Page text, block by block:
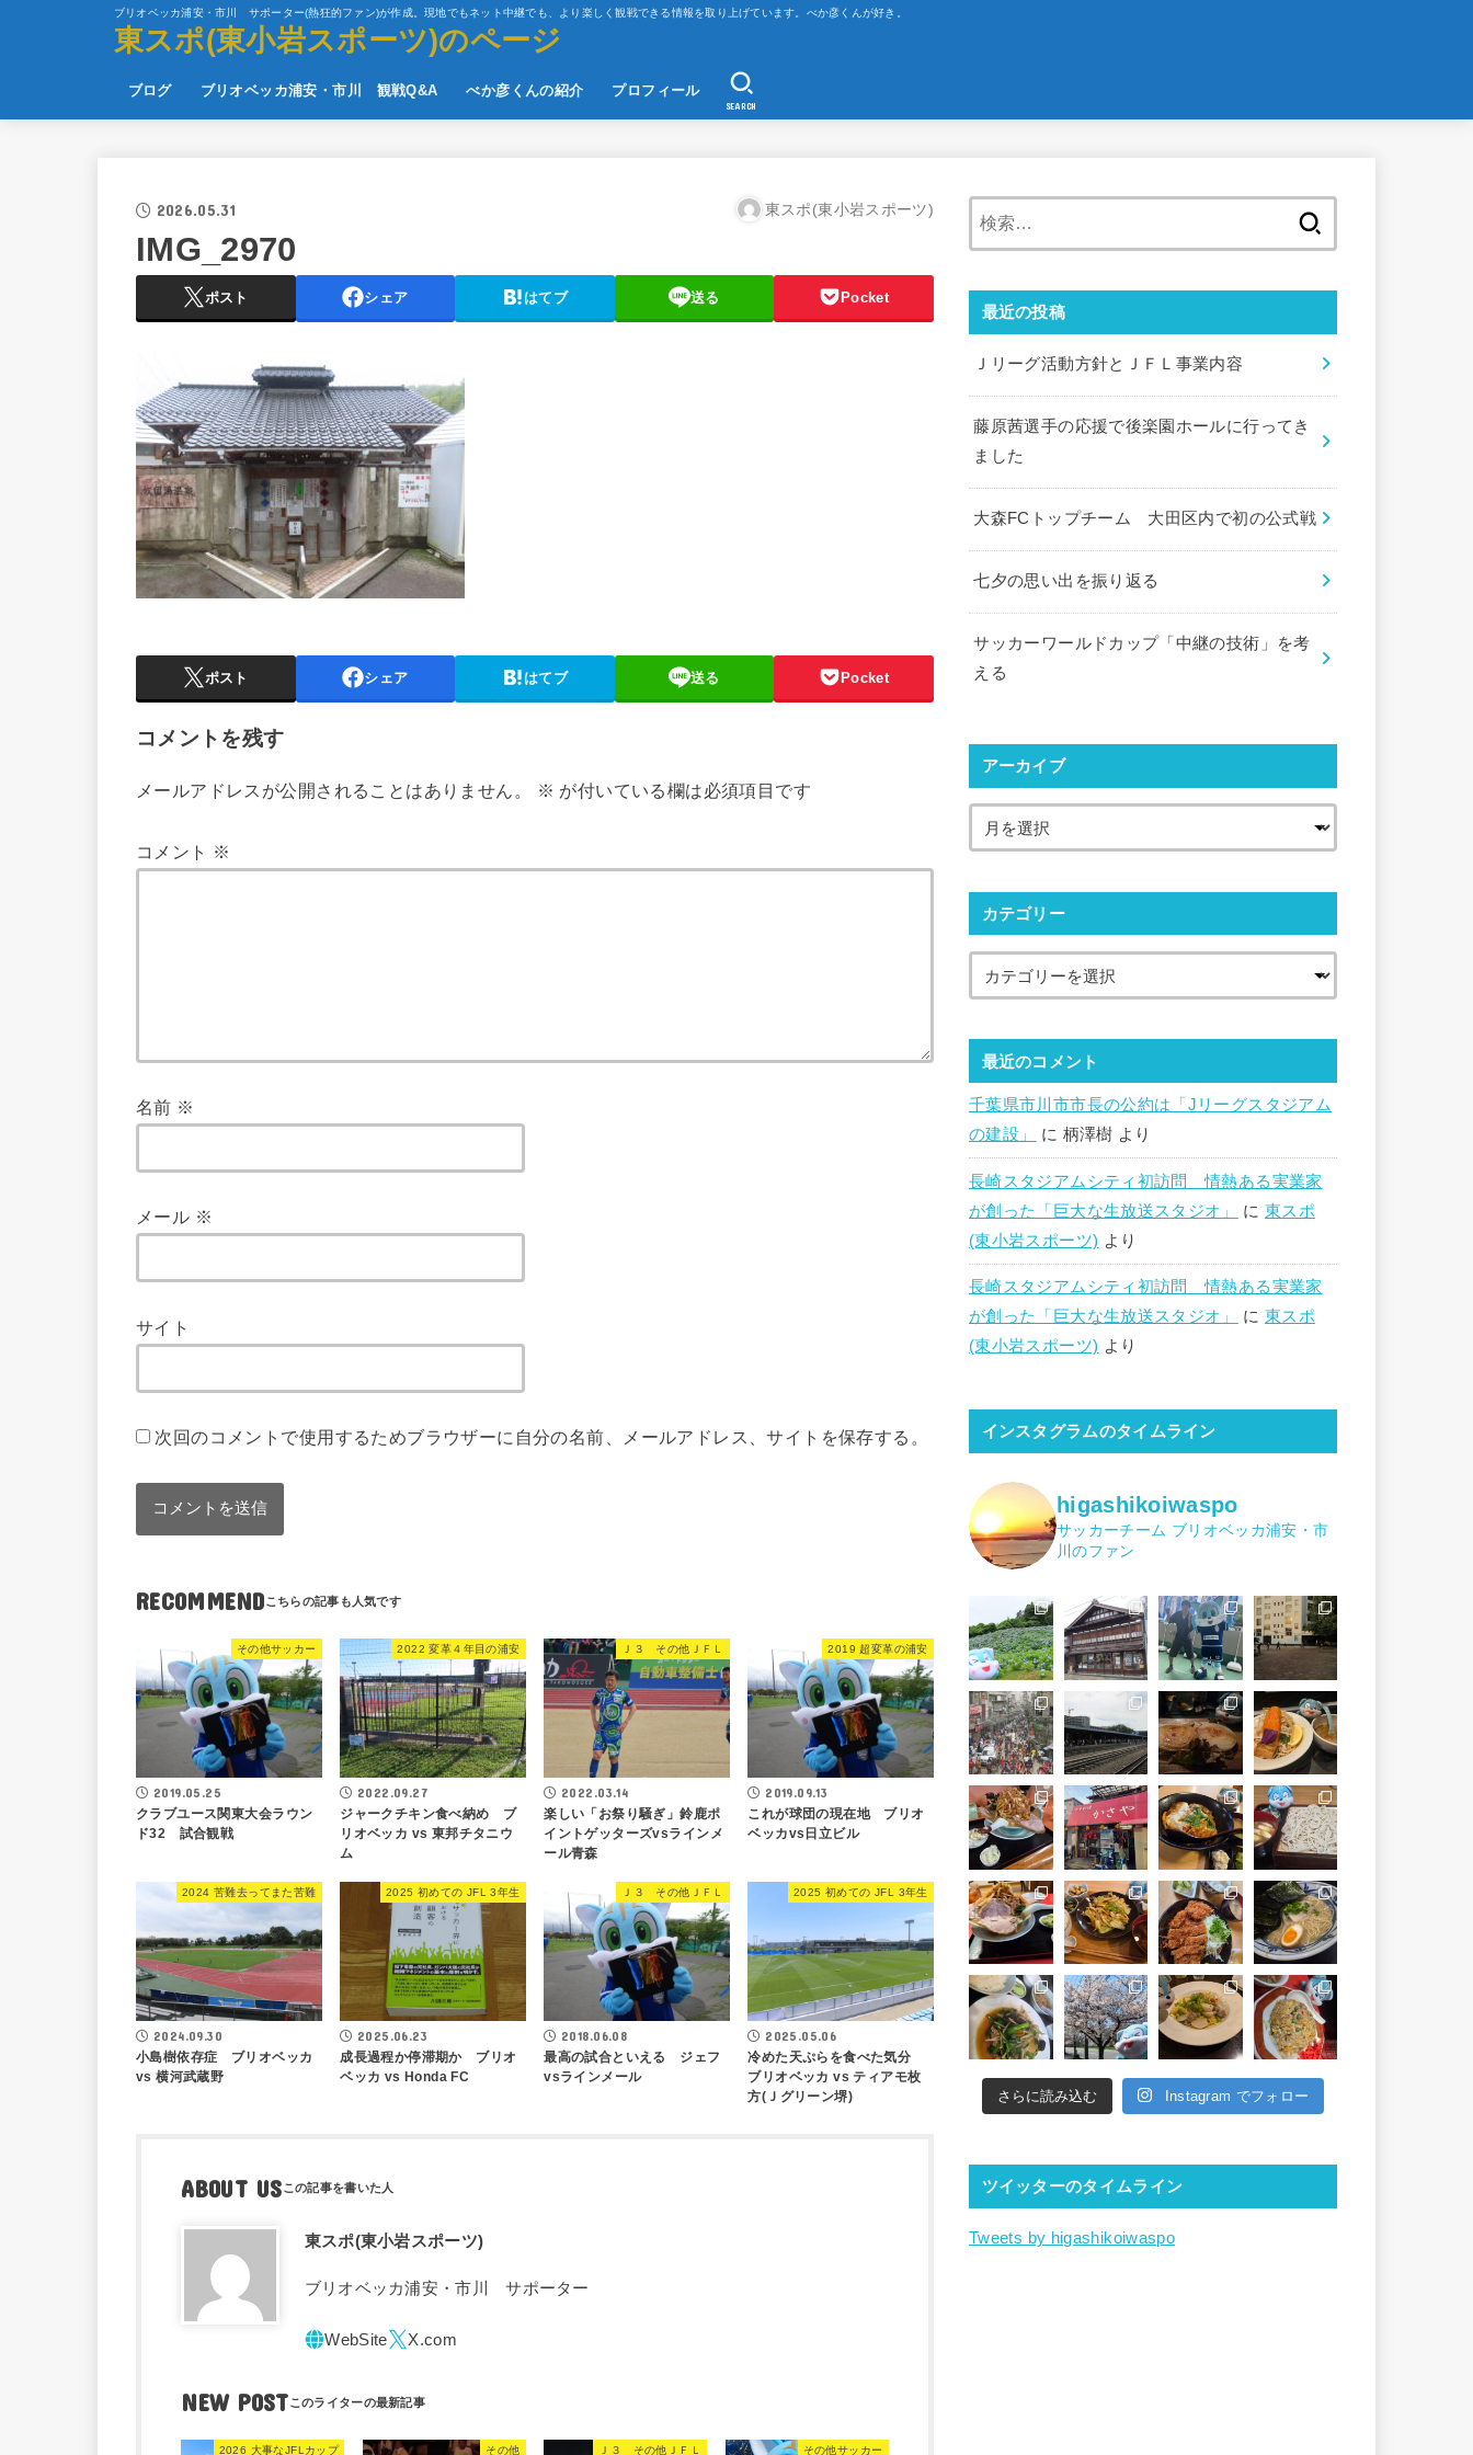
ブリオベッカ浦安・市川 サポーター(熱狂的ファン)が作成。現地でもネット中継でも、より楽しく観戦できる情報を取り上げています。べか彦くんが好き。
東スポ(東小岩スポーツ)のページ
ブログ ブリオベッカ浦安・市川 観戦Q&A べか彦くんの紹介 プロフィール
SEARCH
2026.05.31 東スポ(東小岩スポーツ)
IMG_2970
ポスト シェア はてブ 送る Pocket
ポスト シェア はてブ 送る Pocket
コメントを残す
メールアドレスが公開されることはありません。 ※ が付いている欄は必須項目です
コメント ※
名前 ※
メール ※
サイト
次回のコメントで使用するためブラウザーに自分の名前、メールアドレス、サイトを保存する。
RECOMMEND
その他サッカー
2019.05.25
クラブユース関東大会ラウン
ド32 試合観戦
2022 変革４年目の浦安
2022.09.27
ジャークチキン食べ納め ブ
リオベッカ vs 東邦チタニウ
ム
Ｊ３ その他ＪＦＬ
2022.03.14
楽しい「お祭り騒ぎ」鈴鹿ポ
イントゲッターズvsラインメ
ール青森
2019 超変革の浦安
2019.09.13
これが球団の現在地 ブリオ
ベッカvs日立ビル
2024 苦難去ってまた苦難
2024.09.30
小島樹依存症 ブリオベッカ
vs 横河武蔵野
2025 初めての JFL 3年生
2025.06.23
成長過程か停滞期か ブリオ
ベッカ vs Honda FC
Ｊ３ その他ＪＦＬ
2018.06.08
最高の試合といえる ジェフ
vsラインメール
2025 初めての JFL 3年生
2025.05.06
冷めた天ぷらを食べた気分
ブリオベッカ vs ティアモ枚
方(Ｊグリーン堺)
ABOUT US
東スポ(東小岩スポーツ)
ブリオベッカ浦安・市川 サポーター
NEW POST
2026 大事なJFLカップ その他 Ｊ３ その他ＪＦＬ その他サッカー
最近の投稿
Ｊリーグ活動方針とＪＦＬ事業内容
藤原茜選手の応援で後楽園ホールに行ってき
ました
大森FCトップチーム 大田区内で初の公式戦
七夕の思い出を振り返る
サッカーワールドカップ「中継の技術」を考
える
アーカイブ
カテゴリー
最近のコメント
千葉県市川市市長の公約は「Jリーグスタジアム
の建設」
に 柄澤樹 より
長崎スタジアムシティ初訪問 情熱ある実業家
が創った「巨大な生放送スタジオ」
に 東スポ
(東小岩スポーツ) より
長崎スタジアムシティ初訪問 情熱ある実業家
が創った「巨大な生放送スタジオ」
に 東スポ
(東小岩スポーツ) より
インスタグラムのタイムライン
higashikoiwaspo
サッカーチーム ブリオベッカ浦安・市
川のファン
さらに読み込む Instagram でフォロー
ツイッターのタイムライン
Tweets by higashikoiwaspo